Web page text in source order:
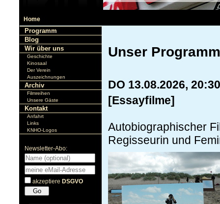
Home
Unser
DO 13.08.2026,
[Essayfilme]
Autobiographischer
Regisseurin und
Programm
Blog
Wir über uns
Geschichte
Kinosaal
Der Verein
Auszeichnungen
Archiv
Filmreihen
Unsere Gäste
Kontakt
Anfahrt
Links
KNHO-Logos
Newsletter-Abo:
akzeptiere DSGVO